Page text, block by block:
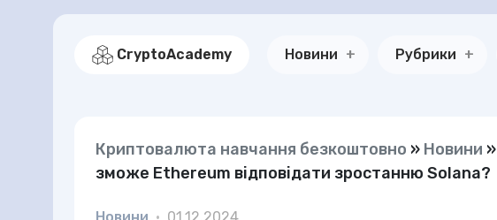
CryptoAcademy Новини Рубрики
Криптовалюта навчання безкоштовно » Новини »
зможе Ethereum відповідати зростанню Solana?